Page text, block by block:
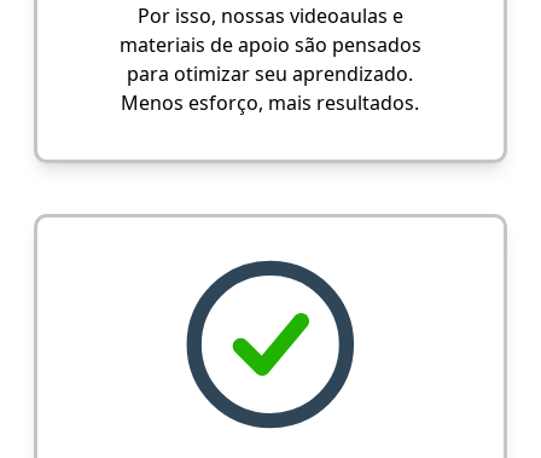
Por isso, nossas videoaulas e
materiais de apoio são pensados
para otimizar seu aprendizado.
Menos esforço, mais resultados.